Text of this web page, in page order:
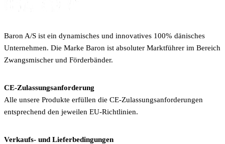
Baron A/S ist ein dynamisches und innovatives 100% dänisches
Unternehmen. Die Marke Baron ist absoluter Marktführer im Bereich
Zwangsmischer und Förderbänder.
CE-Zulassungsanforderung
Alle unsere Produkte erfüllen die CE-Zulassungsanforderungen
entsprechend den jeweilen EU-Richtlinien.
Verkaufs- und Lieferbedingungen